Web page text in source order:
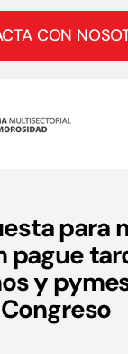
CON
somos
Servicios
para
pague
y
Congreso